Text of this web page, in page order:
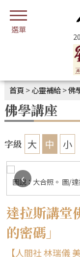
首頁 >心靈補給>佛
佛學講座
字級 大 中 小
圖說：大合照。 圖/
‹
達拉斯講
的密碼」
【人間社 林瑞儀